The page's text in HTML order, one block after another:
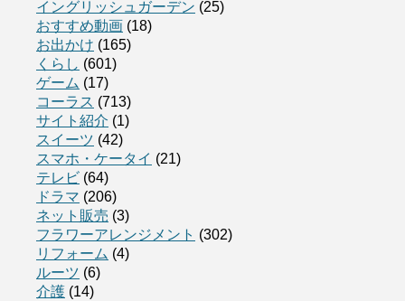
イングリッシュガーデン (25)
おすすめ動画 (18)
お出かけ (165)
くらし (601)
ゲーム (17)
コーラス (713)
サイト紹介 (1)
スイーツ (42)
スマホ・ケータイ (21)
テレビ (64)
ドラマ (206)
ネット販売 (3)
フラワーアレンジメント (302)
リフォーム (4)
ルーツ (6)
介護 (14)